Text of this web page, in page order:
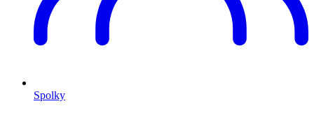
Spolky